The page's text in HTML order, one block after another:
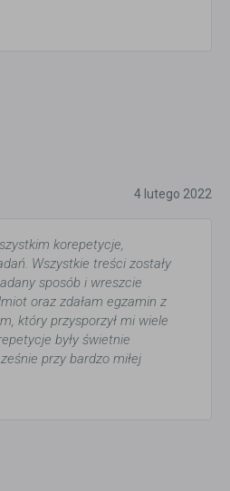
4 lutego 2022
korepetycje,
Wszystkie treści zostały
sposób i wreszcie
oraz zdałam egzamin z
który przysporzył mi wiele
były świetnie
przy bardzo miłej